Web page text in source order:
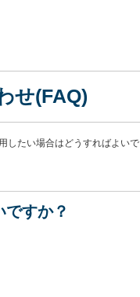
せ(FAQ)
したい場合はどうすればよいで
すか？